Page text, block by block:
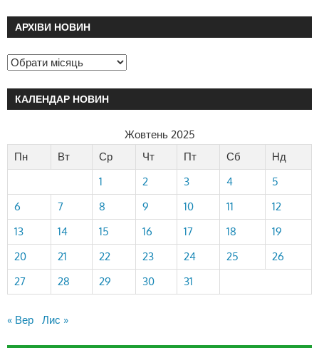
АРХІВИ НОВИН
КАЛЕНДАР НОВИН
Жовтень 2025
Пн
Вт Ср Чт Пт Сб
Нд
1
2 3 4
5
6
7 8 9 10 11
12
13
14 15 16 17 18
19
20
21 22 23 24 25
26
27
28 29 30 31
« Вер Лис »